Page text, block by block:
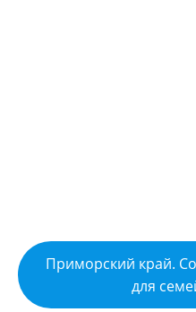
Приморский край.
для